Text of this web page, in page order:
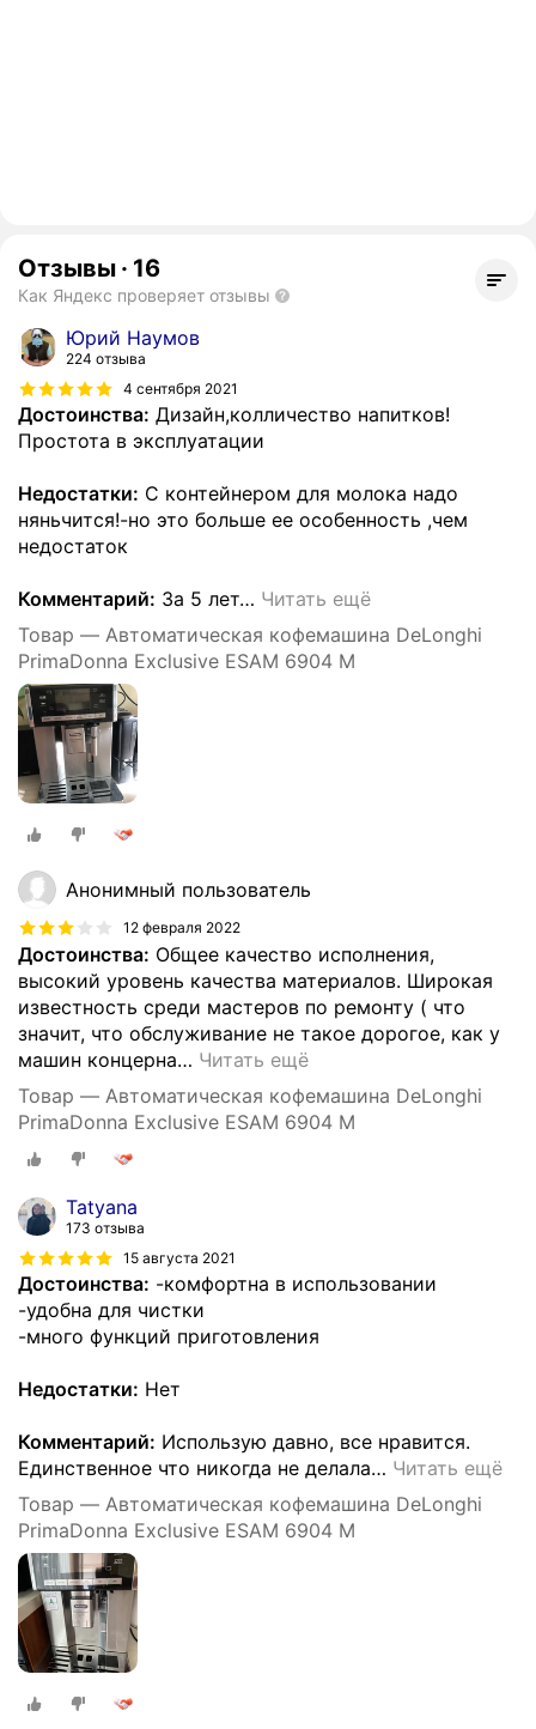
Отзывы · 16
Как Яндекс проверяет отзывы
Юрий Наумов
224 отзыва
4 сентября 2021
Достоинства: Дизайн,колличество напитков!
Простота в эксплуатации
Недостатки: С контейнером для молока надо
няньчится!-но это больше ее особенность ,чем
недостаток
Комментарий: За 5 лет… Читать ещё
Товар — Автоматическая кофемашина DeLonghi
PrimaDonna Exclusive ESAM 6904 M
Анонимный пользователь
12 февраля 2022
Достоинства: Общее качество исполнения,
высокий уровень качества материалов. Широкая
известность среди мастеров по ремонту ( что
значит, что обслуживание не такое дорогое, как у
машин концерна… Читать ещё
Товар — Автоматическая кофемашина DeLonghi
PrimaDonna Exclusive ESAM 6904 M
Tatyana
173 отзыва
15 августа 2021
Достоинства: -комфортна в использовании
-удобна для чистки
-много функций приготовления
Недостатки: Нет
Комментарий: Использую давно, все нравится.
Единственное что никогда не делала… Читать ещё
Товар — Автоматическая кофемашина DeLonghi
PrimaDonna Exclusive ESAM 6904 M